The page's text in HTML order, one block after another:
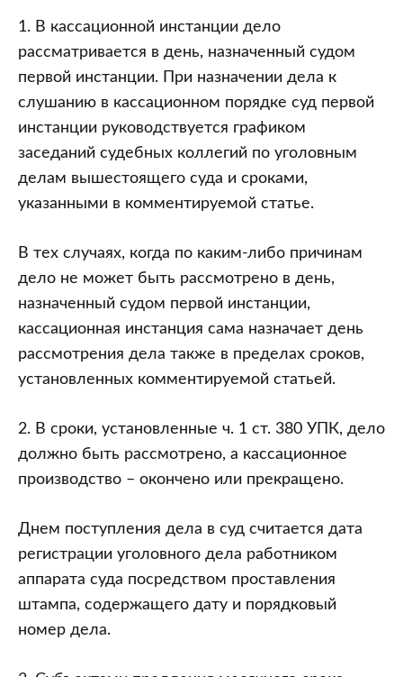
1. В кассационной инстанции дело
рассматривается в день, назначенный судом
первой инстанции. При назначении дела к
слушанию в кассационном порядке суд первой
инстанции руководствуется графиком
заседаний судебных коллегий по уголовным
делам вышестоящего суда и сроками,
указанными в комментируемой статье.
В тех случаях, когда по каким-либо причинам
дело не может быть рассмотрено в день,
назначенный судом первой инстанции,
кассационная инстанция сама назначает день
рассмотрения дела также в пределах сроков,
установленных комментируемой статьей.
2. В сроки, установленные ч. 1 ст. 380 УПК, дело
должно быть рассмотрено, а кассационное
производство – окончено или прекращено.
Днем поступления дела в суд считается дата
регистрации уголовного дела работником
аппарата суда посредством проставления
штампа, содержащего дату и порядковый
номер дела.